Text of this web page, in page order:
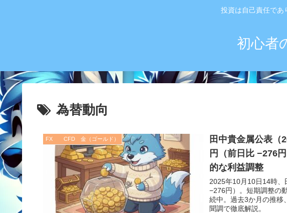
投資は自己責任であ
初心者
為替動向
FX CFD 金（ゴールド）
田中貴金属公表（
円（前日比 −276
的な利益調整
2025年10月10日14時
−276円）。短期調整の
続中。過去3か月の推移
聞調で徹底解説。